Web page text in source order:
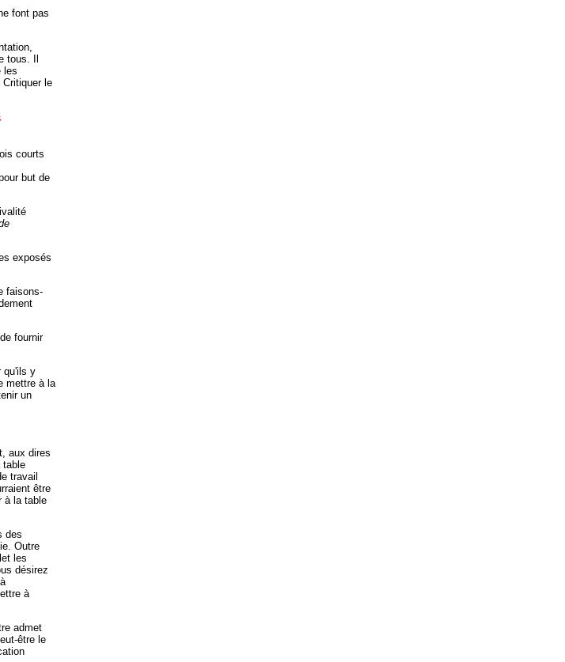
font pas
tous. Il
les
le
courts
but de
exposés
faisons-
fournir
qu'ils y
mettre à la
un
aux dires
table
travail
être
à la table
des
Outre
les
désirez
à
admet
être le